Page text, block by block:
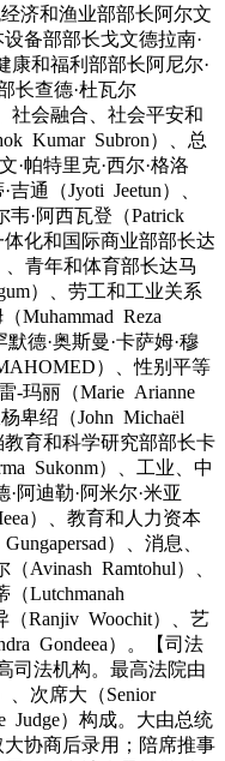
济和渔业部部长阿尔文
备部部长戈文德拉南·
康和福利部部长阿尼尔·
长查德·杜瓦尔
社会融合、社会平安和
Kumar Subron）、总
·帕特里克·西尔·格洛
通（Jyoti Jeetun）、
·阿西瓦登（Patrick
体化和国际商业部部长达
、青年和体育部长达马
）、劳工和工业关系
Muhammad Reza
德·奥斯曼·卡萨姆·穆
）、性别平等
-玛丽（Marie Arianne
卑绍（John Michaël
育和科学研究部部长卡
Sukonm）、工业、中
阿迪勒·阿米尔·米亚
）、教育和人力资本
）、消息、
Avinash Ramtohul）、
Lutchmanah
（Ranjiv Woochit）、艺
Gondeea）。【司法
司法机构。最高法院由
、次席大（Senior
Judge）构成。大由总统
协商后录用；陪席推事